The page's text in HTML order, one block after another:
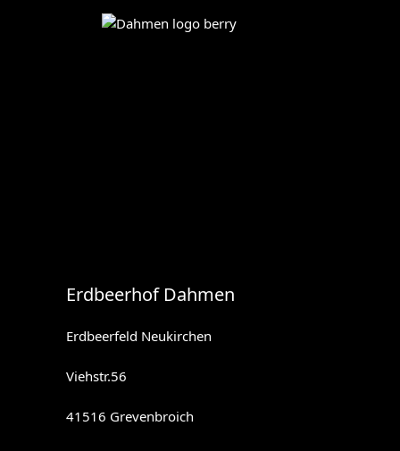
Erdbeerhof Dahmen
Erdbeerfeld Neukirchen
Viehstr.56
41516 Grevenbroich